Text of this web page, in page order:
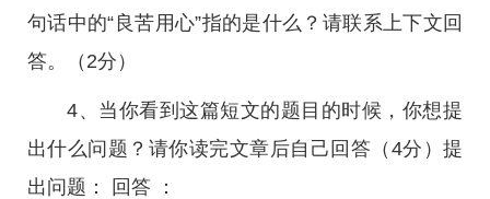
句话中的“良苦用心”指的是什么？请联系上下文回
答。（2分）
4、当你看到这篇短文的题目的时候，你想提
出什么问题？请你读完文章后自己回答（4分）提
出问题： 回答 ：